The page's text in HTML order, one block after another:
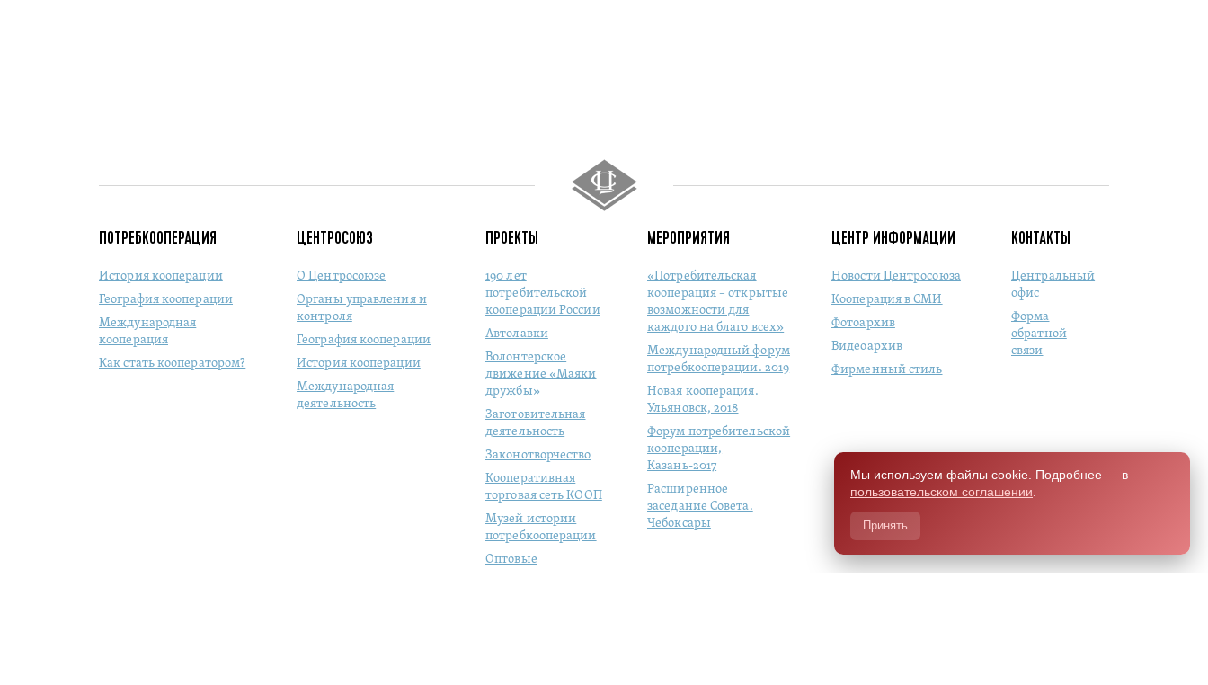
ПОТРЕБКООПЕРАЦИЯ
История кооперации
География кооперации
Международная
кооперация
Как стать кооператором?
ЦЕНТРОСОЮЗ
О Центросоюзе
Органы управления и
контроля
География кооперации
История кооперации
Международная
деятельность
ПРОЕКТЫ
190 лет
потребительской
кооперации России
Автолавки
Волонтерское
движение «Маяки
дружбы»
Заготовительная
деятельность
Законотворчество
Кооперативная
торговая сеть КООП
Музей истории
потребкооперации
Оптовые
МЕРОПРИЯТИЯ
«Потребительская
кооперация – открытые
возможности для
каждого на благо всех»
Международный форум
потребкооперации. 2019
Новая кооперация.
Ульяновск, 2018
Форум потребительской
кооперации,
Казань-2017
Расширенное
заседание Совета.
Чебоксары
ЦЕНТР ИНФОРМАЦИИ
Новости Центросоюза
Кооперация в СМИ
Фотоархив
Видеоархив
Фирменный стиль
КОНТАКТЫ
Центральный
офис
Форма
обратной
связи
Мы используем файлы cookie. Подробнее — в
пользовательском соглашении
Принять